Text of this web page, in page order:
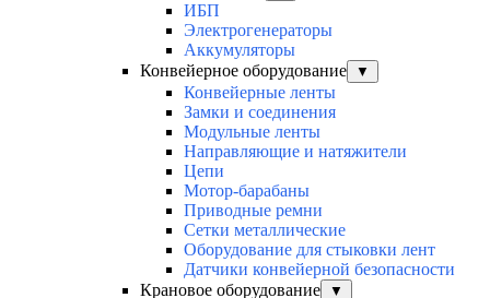
ИБП
Электрогенераторы
Аккумуляторы
Конвейерное оборудование
▼
Конвейерные ленты
Замки и соединения
Модульные ленты
Направляющие и натяжители
Цепи
Мотор-барабаны
Приводные ремни
Сетки металлические
Оборудование для стыковки лент
Датчики конвейерной безопасности
Крановое оборудование
▼